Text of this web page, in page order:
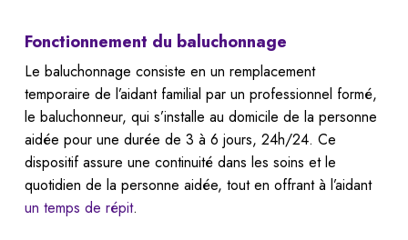
Fonctionnement du baluchonnage
Le baluchonnage consiste en un remplacement
temporaire de l’aidant familial par un professionnel formé,
le baluchonneur, qui s’installe au domicile de la personne
aidée pour une durée de 3 à 6 jours, 24h/24. Ce
dispositif assure une continuité dans les soins et le
quotidien de la personne aidée, tout en offrant à l’aidant
un temps de répit.